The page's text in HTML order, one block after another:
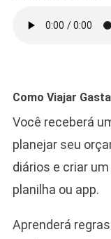
Como Viajar
Você receberá
planejar seu
diários e criar
planilha ou app.
Aprenderá